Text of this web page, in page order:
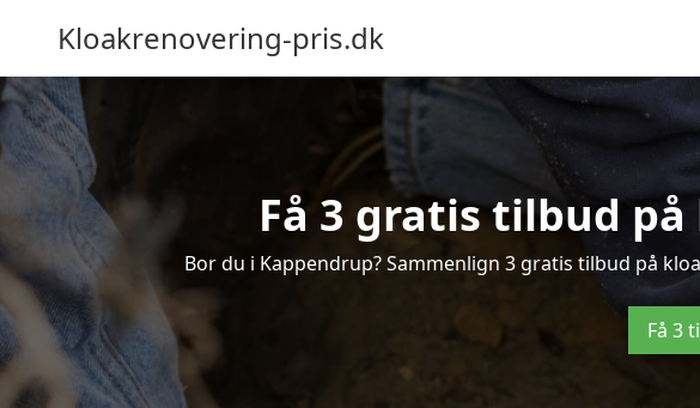
Kloakrenovering-pris.dk
Få 3 gratis tilbud
Bor du i Kappendrup? Sammenlign 3 gratis tilbud på
Få 3